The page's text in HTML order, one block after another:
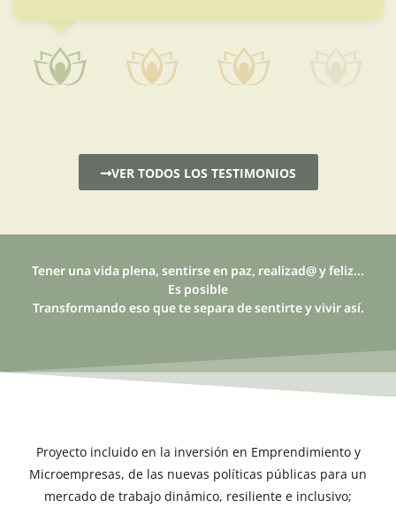
VER TODOS LOS TESTIMONIOS
Tener una vida plena, sentirse en paz, realizad@ y feliz...
Es posible
Transformando eso que te separa de sentirte y vivir así.
Proyecto incluido en la inversión en Emprendimiento y
Microempresas, de las nuevas políticas públicas para un
mercado de trabajo dinámico, resiliente e inclusivo;